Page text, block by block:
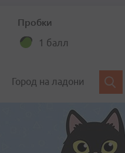
Пробки
1 балл
Город на ладони